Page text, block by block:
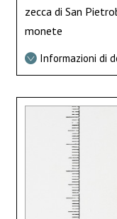
zecca di San
monete
Informazioni di